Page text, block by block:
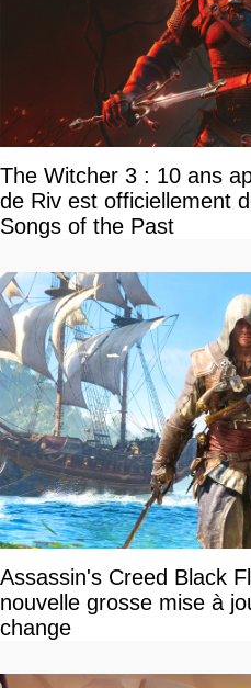
The Witcher 3 : 10 ans
de Riv est officiellement
Songs of the Past
Assassin's Creed Black
nouvelle grosse mise à
change